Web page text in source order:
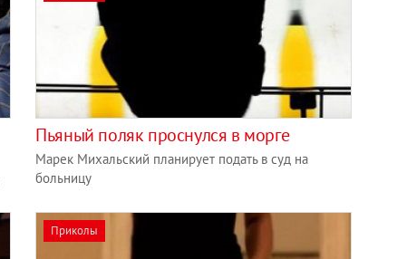
Пьяный поляк проснулся в морге
Марек Михальский планирует подать в суд на
больницу
Приколы